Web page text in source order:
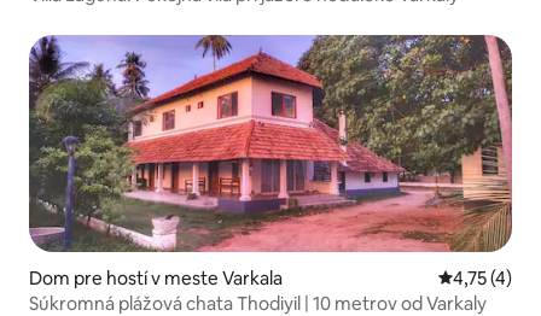
Dom pre hostí v meste Varkala Priemerné
4,75 (4)
Súkromná plážová chata Thodiyil | 10 metrov od Varkaly